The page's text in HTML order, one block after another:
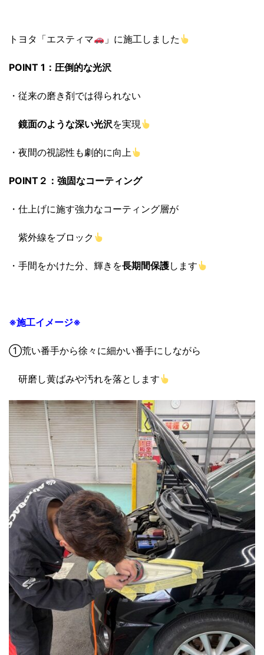
トヨタ「エスティマ 」に施工しました
POINT 1：圧倒的な光沢
・従来の磨き剤では得られない
鏡面のような深い光沢を実現
・夜間の視認性も劇的に向上
POINT２：強固なコーティング
・仕上げに施す強力なコーティング層が
紫外線をブロック
・手間をかけた分、輝きを長期間保護します
※施工イメージ※
①荒い番手から徐々に細かい番手にしながら
研磨し黄ばみや汚れを落とします